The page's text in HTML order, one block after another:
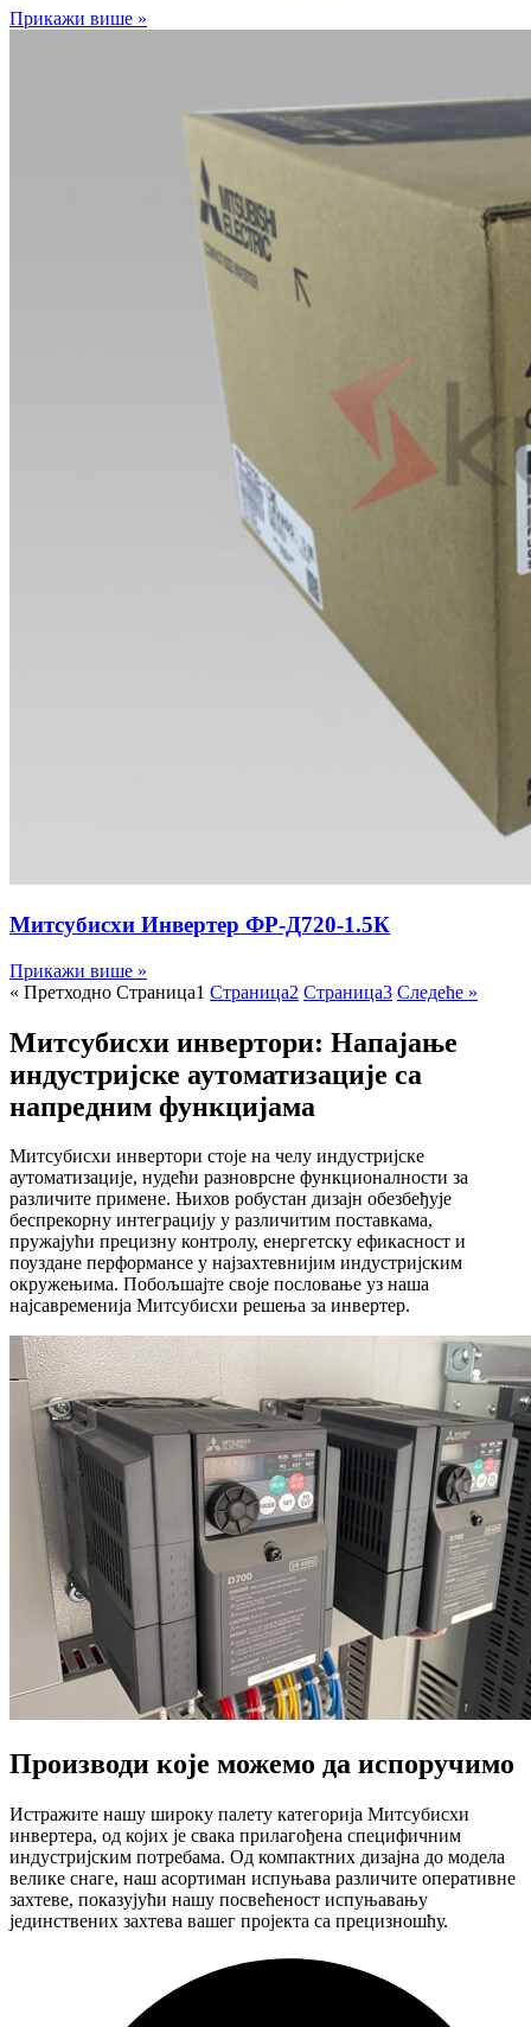
Прикажи више »
Митсубисхи Инвертер ФР-Д720-1.5К
Прикажи више »
« Претходно Страница1 Страница2 Страница3 Следеће »
Митсубисхи инвертори: Напајање
индустријске аутоматизације са
напредним функцијама
Митсубисхи инвертори стоје на челу индустријске
аутоматизације, нудећи разноврсне функционалности за
различите примене. Њихов робустан дизајн обезбеђује
беспрекорну интеграцију у различитим поставкама,
пружајући прецизну контролу, енергетску ефикасност и
поуздане перформансе у најзахтевнијим индустријским
окружењима. Побољшајте своје пословање уз наша
најсавременија Митсубисхи решења за инвертер.
Производи које можемо да испоручимо
Истражите нашу широку палету категорија Митсубисхи
инвертера, од којих је свака прилагођена специфичним
индустријским потребама. Од компактних дизајна до модела
велике снаге, наш асортиман испуњава различите оперативне
захтеве, показујући нашу посвећеност испуњавању
јединствених захтева вашег пројекта са прецизношћу.